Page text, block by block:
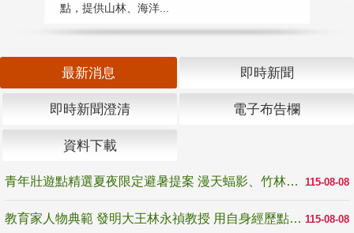
點，提供山林、海洋...
最新消息 即時新聞
即時新聞澄清 電子布告欄
資料下載
115-08-08
青年壯遊點精選夏夜限定避暑提案 漫天蝠影、竹林尋蛙、茶香夜觀 邀青年暮色出發
115-08-08
教育家人物典範 發明大王林永禎教授 用自身經歷點亮學生的路